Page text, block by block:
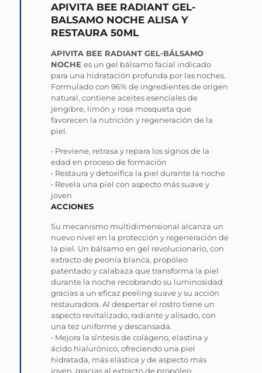
APIVITA BEE RADIANT GEL-
BALSAMO NOCHE ALISA Y
RESTAURA 50ML
APIVITA BEE RADIANT GEL-BÁLSAMO
NOCHEes un gel bálsamo facial indicado
para una hidratación profunda por las noches.
Formulado con 96% de ingredientes de origen
natural, contiene aceites esenciales de
jengibre, limón y rosa mosqueta que
favorecen la nutrición y regeneración de la
piel.
• Previene, retrasa y repara los signos de la
edad en proceso de formación
• Restaura y detoxifica la piel durante la noche
• Revela una piel con aspecto más suave y
joven
ACCIONES
Su mecanismo multidimensional alcanza un
nuevo nivel en la protección y regeneración de
la piel. Un bálsamo en gel revolucionario, con
extracto de peonía blanca, propóleo
patentado y calabaza que transforma la piel
durante la noche recobrando su luminosidad
gracias a un eficaz peeling suave y su acción
restauradora. Al despertar el rostro tiene un
aspecto revitalizado, radiante y alisado, con
una tez uniforme y descansada.
• Mejora la síntesis de colágeno, elastina y
ácido hialurónico, ofreciendo una piel
hidratada, más elástica y de aspecto más
joven, gracias al extracto de propóleo